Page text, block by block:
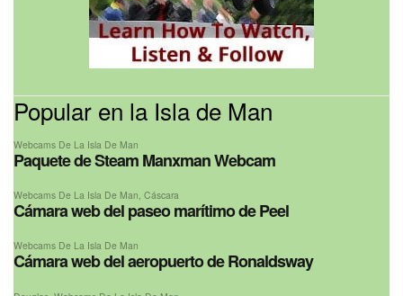
Popular en la Isla de Man
Webcams De La Isla De Man
Paquete de Steam Manxman Webcam
Webcams De La Isla De Man, Cáscara
Cámara web del paseo marítimo de Peel
Webcams De La Isla De Man
Cámara web del aeropuerto de Ronaldsway